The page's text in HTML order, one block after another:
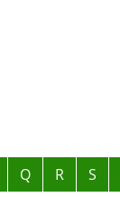
Q R S